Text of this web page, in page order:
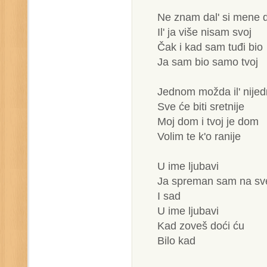
Ne znam dal' si mene
Il' ja više nisam svoj
Čak i kad sam tuđi bio
Ja sam bio samo tvoj
Jednom možda il'
Sve će biti sretnije
Moj dom i tvoj je dom
Volim te k'o ranije
U ime ljubavi
Ja spreman sam na
I sad
U ime ljubavi
Kad zoveš doći ću
Bilo kad